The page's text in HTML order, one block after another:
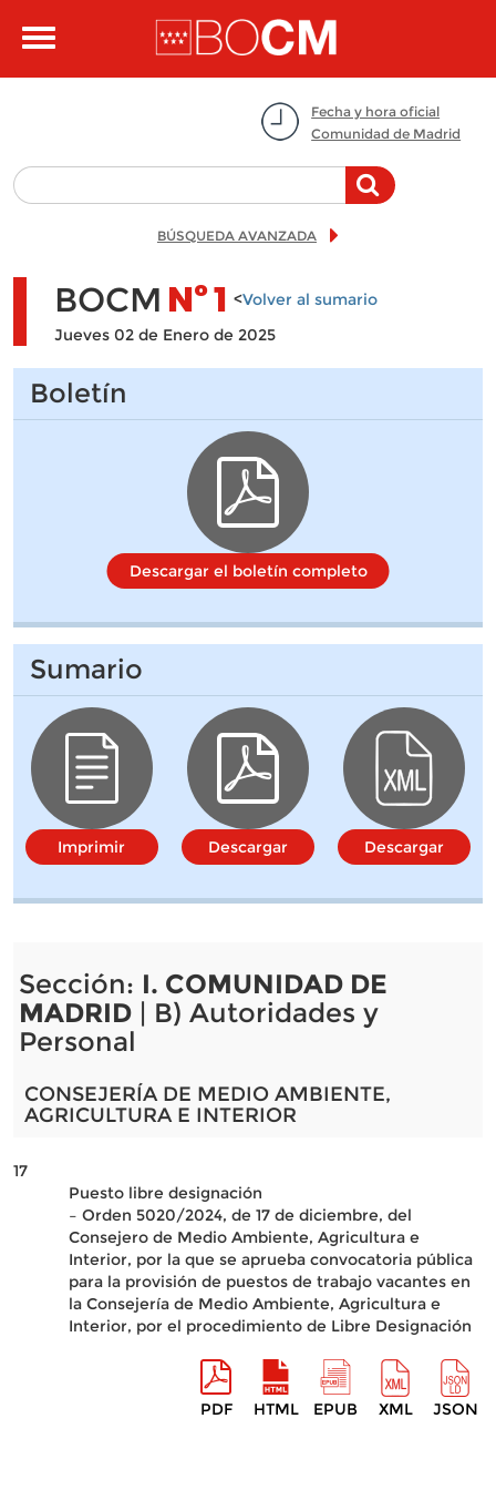
Toggle
Fecha y hora oficial
Comunidad de Madrid
BÚSQUEDA AVANZADA
BOCM Nº1 <Volver al sumario
Jueves 02 de Enero de 2025
Boletín
Descargar el boletín completo
Sumario
Imprimir Descargar Descargar
Sección: I. COMUNIDAD DE
MADRID| B) Autoridades y
Personal
CONSEJERÍA DE MEDIO AMBIENTE,
AGRICULTURA E INTERIOR
17
Puesto libre designación
– Orden 5020/2024, de 17 de diciembre, del
Consejero de Medio Ambiente, Agricultura e
Interior, por la que se aprueba convocatoria pública
para la provisión de puestos de trabajo vacantes en
la Consejería de Medio Ambiente, Agricultura e
Interior, por el procedimiento de Libre Designación
PDF HTML EPUB XML JSON